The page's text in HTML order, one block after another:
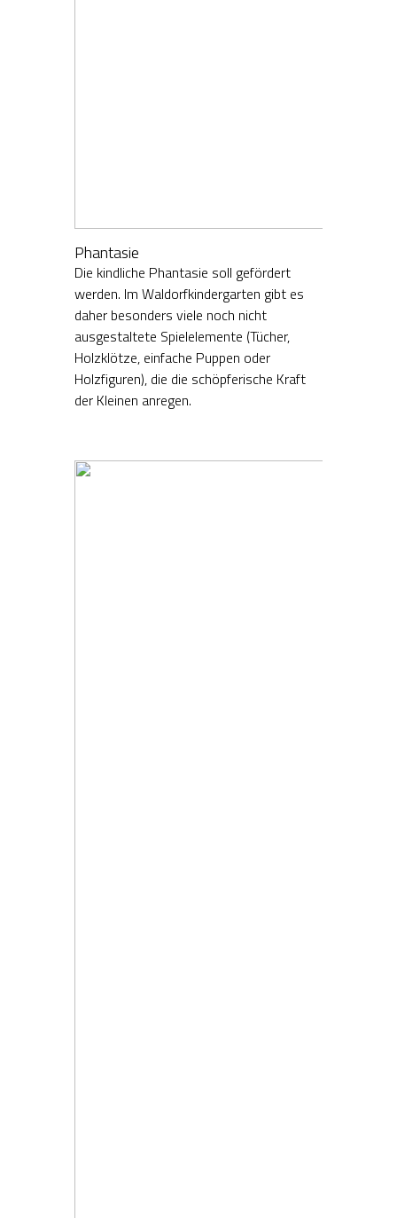
Phantasie
Die kindliche Phantasie soll gefördert
werden. Im Waldorfkindergarten gibt es
daher besonders viele noch nicht
ausgestaltete Spielelemente (Tücher,
Holzklötze, einfache Puppen oder
Holzfiguren), die die schöpferische Kraft
der Kleinen anregen.